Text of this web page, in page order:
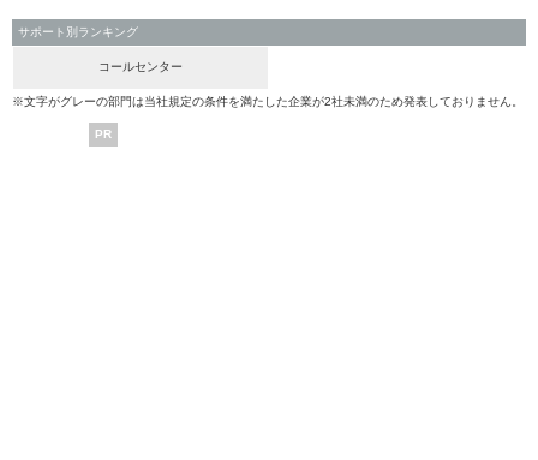
サポート別ランキング
コールセンター
※文字がグレーの部門は当社規定の条件を満たした企業が2社未満のため発表しておりません。
PR